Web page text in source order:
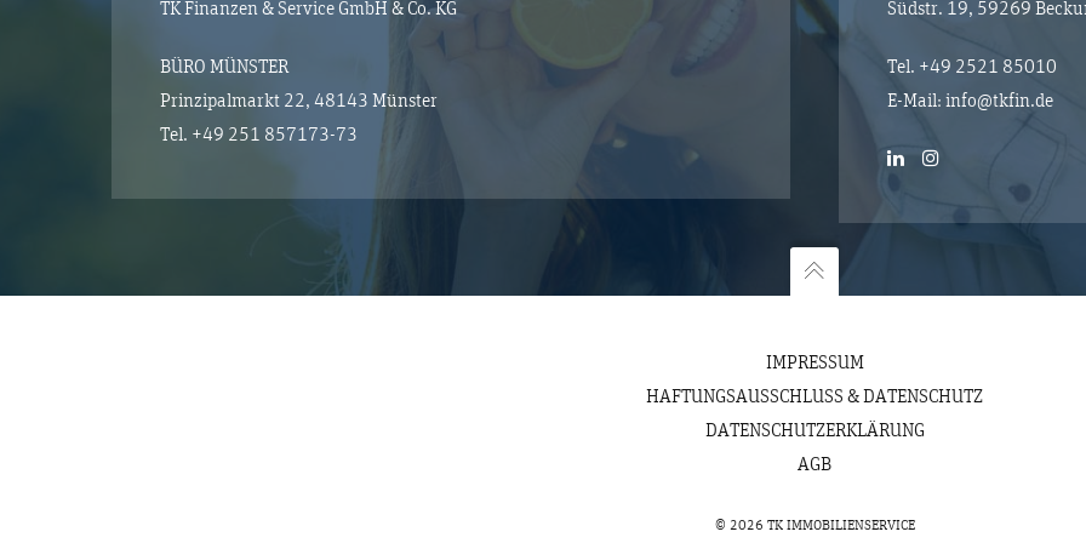
TK Finanzen & Service GmbH & Co. KG
BÜRO MÜNSTER
Prinzipalmarkt 22, 48143 Münster
Tel. +49 251 857173-73
Südstr. 19, 59269
Tel. +49 2521 85010
E-Mail: info@tkfin.de
IMPRESSUM
HAFTUNGSAUSSCHLUSS & DATENSCHUTZ
DATENSCHUTZERKLÄRUNG
AGB
© 2026 TK IMMOBILIENSERVICE